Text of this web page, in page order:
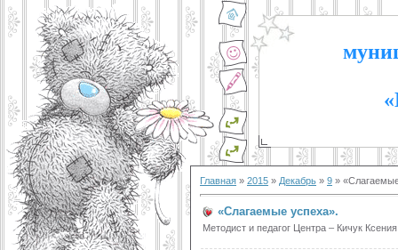
Главная » 2015 » Декабрь » 9 »
«Слагаемые успеха».
Методист и педагог Центра – Кичук